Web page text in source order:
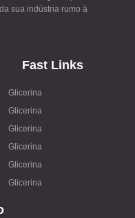
sua indústria rumo à
Fast Links
Glicerina
Glicerina
Glicerina
Glicerina
Glicerina
Glicerina